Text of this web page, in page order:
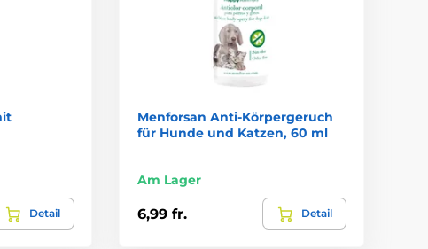
Detail
Menforsan Anti-Körpergeruch
für Hunde und Katzen, 60 ml
Am Lager
6,99 fr. Detail